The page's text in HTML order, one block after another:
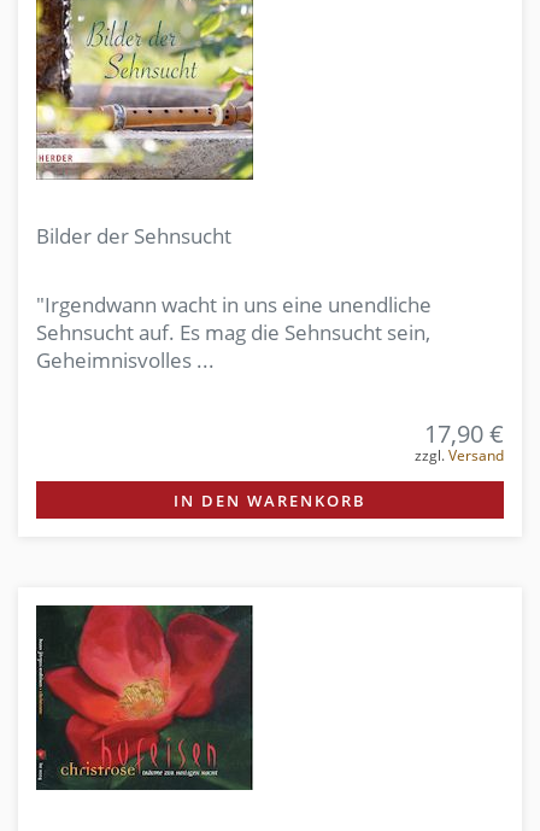
Bilder der Sehnsucht
"Irgendwann wacht in uns eine unendliche
Sehnsucht auf. Es mag die Sehnsucht sein,
Geheimnisvolles ...
17,90 €
zzgl.Versand
IN DEN WARENKORB